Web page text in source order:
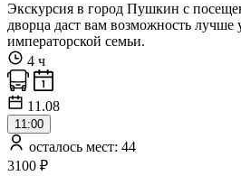
Экскурсия в город Пушкин с
дворца даст вам возможность лучше
императорской семьи.
4 ч
11.08
11:00
осталось мест: 44
3100 ₽